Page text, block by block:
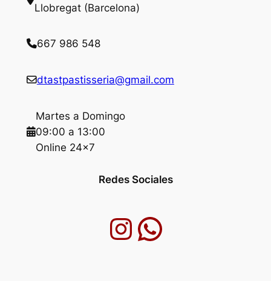
Llobregat (Barcelona)
667 986 548
dtastpastisseria@gmail.com
Martes a Domingo
09:00 a 13:00
Online 24×7
Redes Sociales
InstagramChatea por WhatsApp